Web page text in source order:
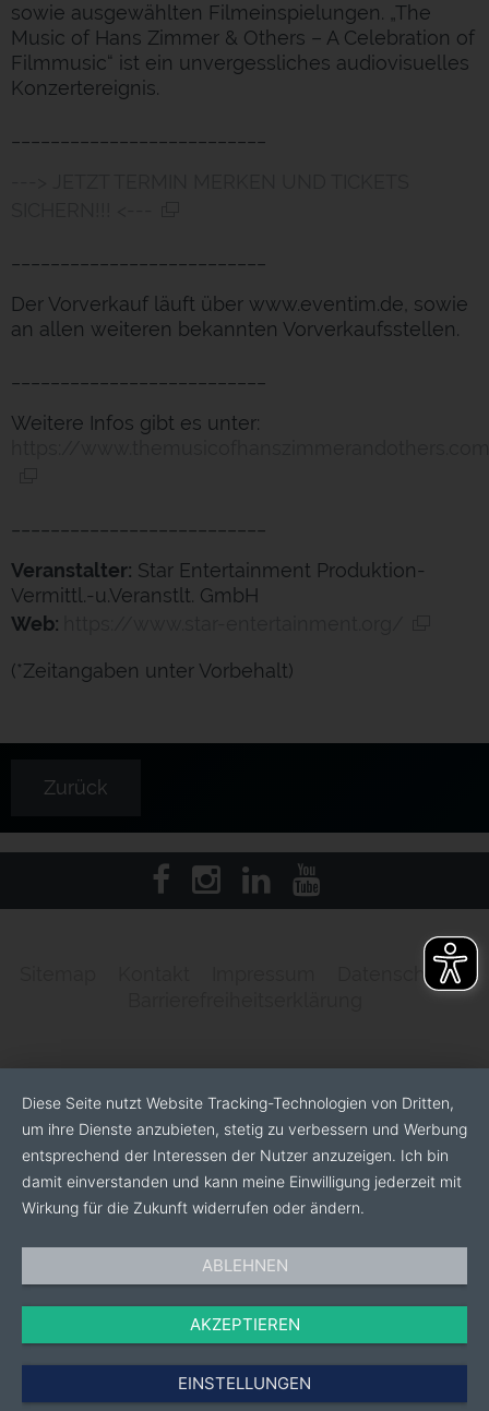
sowie ausgewählten Filmeinspielungen. „The
Music of Hans Zimmer & Others – A Celebration of
Filmmusic“ ist ein unvergessliches audiovisuelles
Konzertereignis.
Der Vorverkauf läuft über www.eventim.de, sowie
an allen weiteren bekannten Vorverkaufsstellen.
Weitere Infos gibt es unter:
Veranstalter: Star Entertainment Produktion-
Vermittl.-u.Veranstlt. GmbH
Web:
(*Zeitangaben unter Vorbehalt)
Zurück
Datenschutz
Diese Seite nutzt Website Tracking-Technologien von Dritten,
um ihre Dienste anzubieten, stetig zu verbessern und Werbung
entsprechend der Interessen der Nutzer anzuzeigen. Ich bin
damit einverstanden und kann meine Einwilligung jederzeit mit
Wirkung für die Zukunft widerrufen oder ändern.
ABLEHNEN
AKZEPTIEREN
EINSTELLUNGEN